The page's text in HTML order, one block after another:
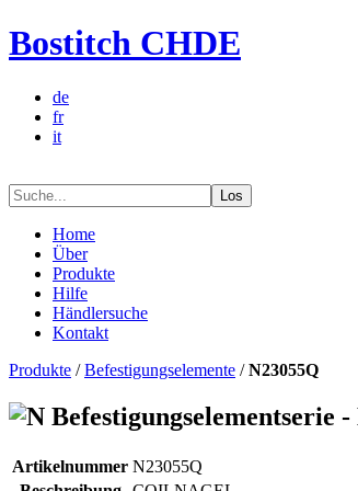
Bostitch CHDE
de
fr
it
Los
Home
Über
Produkte
Hilfe
Händlersuche
Kontakt
Produkte /Befestigungselemente /N23055Q
Befestigungselementserie -
Artikelnummer N23055Q